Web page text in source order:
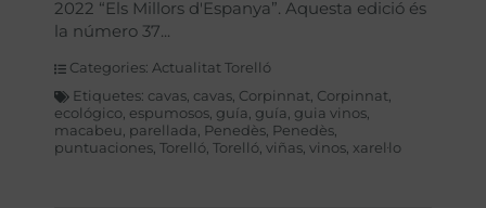
2022 “Els Millors d'Espanya”. Aquesta edició és
la número 37
Categories: Actualitat Torelló
Etiquetes: cavas, cavas, Corpinnat Corpinnat
ecológico, espumosos, guía guía guia vinos,
macabeu parellada Penedès, Penedès,
puntuaciones, Torelló, Torelló, viñas, vinos, xarel·lo